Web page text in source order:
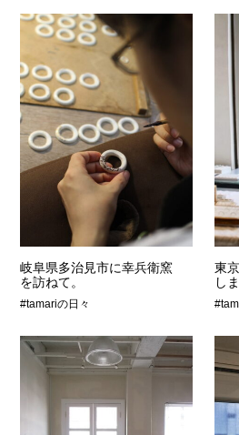
岐阜県多治見市に幸兵衛窯
を訪ねて。
#tamariの日々
東
し